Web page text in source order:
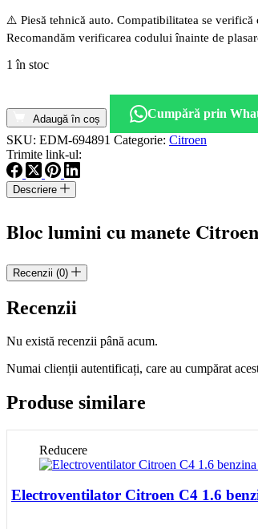
⚠️ Piesă tehnică auto. Compatibilitatea se
Recomandăm verificarea codului înainte de
1 în stoc
Bloc
lumini
cu
manete
Citroen
C4
Grand
96644965XT
Adaugă în coș
Cumpără prin
SKU: EDM-694891 Categorie: Citroen
Trimite link-ul:
Descriere
Bloc lumini cu manete
Recenzii (0)
Recenzii
Nu există recenzii până acum.
Numai clienții autentificați, care au cumpărat
Produse similare
Reducere
Electroventilator Citroen C4 1.6